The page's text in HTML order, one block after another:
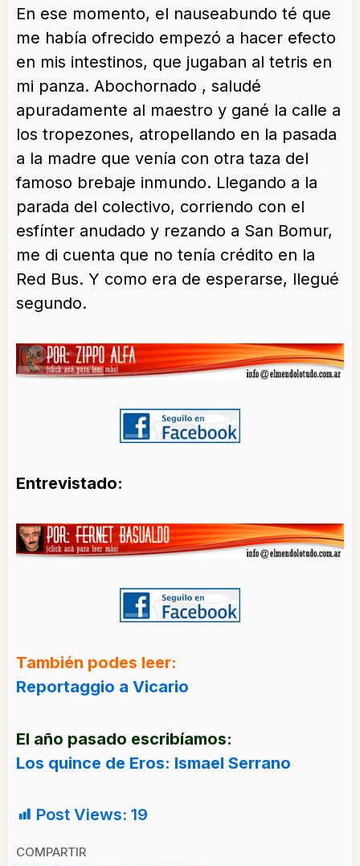
En ese momento, el nauseabundo té que
me había ofrecido empezó a hacer efecto
en mis intestinos, que jugaban al tetris en
mi panza. Abochornado , saludé
apuradamente al maestro y gané la calle a
los tropezones, atropellando en la pasada
a la madre que venía con otra taza del
famoso brebaje inmundo. Llegando a la
parada del colectivo, corriendo con el
esfínter anudado y rezando a San Bomur,
me di cuenta que no tenía crédito en la
Red Bus. Y como era de esperarse, llegué
segundo.
Entrevistado:
También podes leer:
Reportaggio a Vicario
El año pasado escribíamos:
Los quince de Eros: Ismael Serrano
Post Views: 19
COMPARTIR